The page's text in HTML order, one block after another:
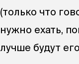
(только что
нужно ехать,
лучше будут